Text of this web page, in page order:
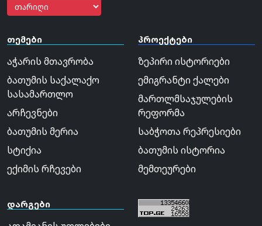
თემები
აჭარის მთავრობა
ბათუმის საქალაქო
სასამართლო
არჩევნები
ბათუმის მერია
სტიქია
ექიმის რჩევები
პროექტები
ზეპირი ისტორიები
ემიგრანტი ქალები
მართლმსაჯულების
რეფორმა
საბჭოთა რეპრესიები
ბათუმის ისტორია
მემთეურები
დარგები